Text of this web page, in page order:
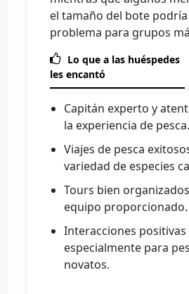
el tamaño del bote
problema para grupos

Lo que a las huéspedes
les encantó
Capitán experto y
la experiencia de pesca.
Viajes de pesca
variedad de especies
Tours bien
equipo proporcionado.
Interacciones
especialmente para
novatos.